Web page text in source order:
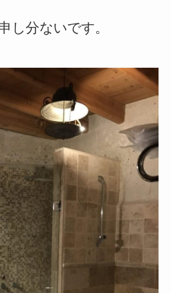
し分ないです。